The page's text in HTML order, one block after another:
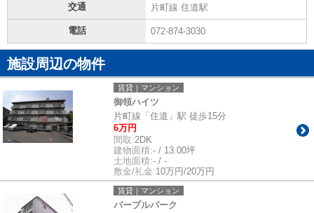
交通 片町線 住道駅
電話 072-874-3030
施設周辺の物件
賃貸｜マンション
御領ハイツ
片町線「住道」駅 徒歩15分
6万円
間取:2DK
建物面積:- / 13.00坪
土地面積:- / -
敷金/礼金:10万円/20万円
賃貸｜マンション
バープルパーク